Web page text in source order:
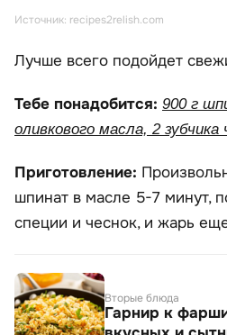
Источник: recipes2relish.com
Лучше всего подойдет
Тебе понадобится: 900 г
оливкового масла, 2 зубчика
Приготовление:
шпинат в масле 5-7 минут,
специи и чеснок, и жарь
Вторые блюда
Гарнир к